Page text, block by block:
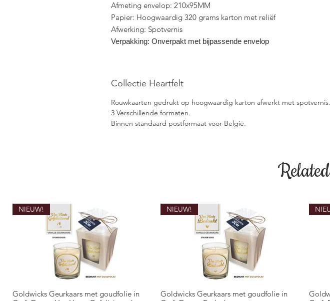
Afmeting envelop: 210x95MM
Papier: Hoogwaardig 320 grams karton met reliëf
Afwerking: Spotvernis
Verpakking: Onverpakt met bijpassende envelop
Collectie Heartfelt
Rouwkaarten gedrukt op hoogwaardig karton afwerkt met spotvernis.
3 Verschillende formaten.
​Binnen standaard postformaat voor België.
Quick View
NIEUW!
Goldwicks Geurkaars met goudfolie in
Quick View
NIEUW!
Goldwicks Geurkaars met goudfolie in